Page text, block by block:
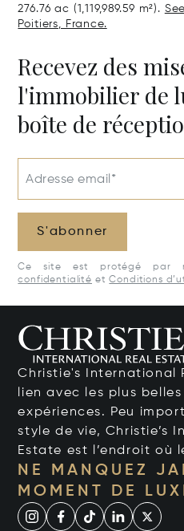
276.76 ac (1,119,989.59 m²).
Poitiers, France.
Recevez des
l'immobilier de
boîte de
Adresse email*
S'abonner
Ce site est protégé par
confidentialité etConditions
Christie's International
lien avec les plus
expériences. Peu
style de vie, Christie’s
Estate est l’endroit où
NE MANQUEZ
MOMENT DE